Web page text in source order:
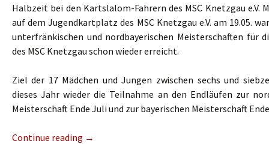
Halbzeit bei den Kartslalom-Fahrern des MSC Knetzgau e.V.
auf dem Jugendkartplatz des MSC Knetzgau e.V. am 19.05.
unterfränkischen und nordbayerischen Meisterschaften für
des MSC Knetzgau schon wieder erreicht.
Ziel der 17 Mädchen und Jungen zwischen sechs und
dieses Jahr wieder die Teilnahme an den Endläufen zur
Meisterschaft Ende Juli und zur bayerischen Meisterschaft
Continue reading →